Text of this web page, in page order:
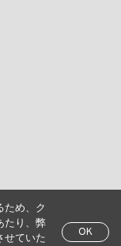
ため、ク
たり、弊
せていた
OK